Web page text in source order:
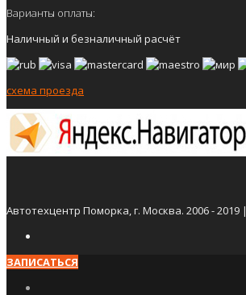
Варианты оплаты:
Наличный и безналичный расчёт
схема проезда
Автотехцентр Поморка, г. Москва. 2006 - 2019 |
ЗАПИСАТЬСЯ